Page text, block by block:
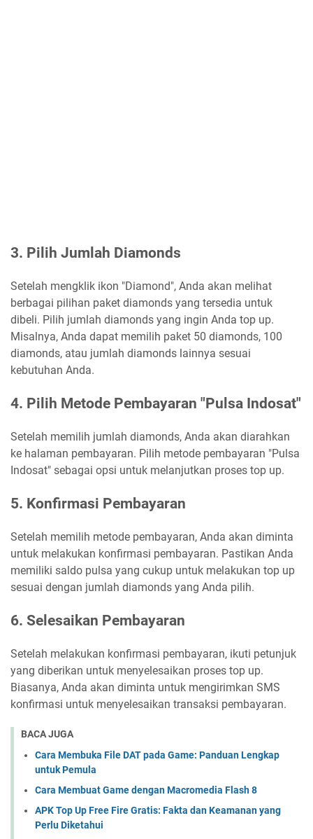
3. Pilih Jumlah Diamonds
Setelah mengklik ikon "Diamond", Anda akan melihat
berbagai pilihan paket diamonds yang tersedia untuk
dibeli. Pilih jumlah diamonds yang ingin Anda top up.
Misalnya, Anda dapat memilih paket 50 diamonds, 100
diamonds, atau jumlah diamonds lainnya sesuai
kebutuhan Anda.
4. Pilih Metode Pembayaran "Pulsa Indosat"
Setelah memilih jumlah diamonds, Anda akan diarahkan
ke halaman pembayaran. Pilih metode pembayaran "Pulsa
Indosat" sebagai opsi untuk melanjutkan proses top up.
5. Konfirmasi Pembayaran
Setelah memilih metode pembayaran, Anda akan diminta
untuk melakukan konfirmasi pembayaran. Pastikan Anda
memiliki saldo pulsa yang cukup untuk melakukan top up
sesuai dengan jumlah diamonds yang Anda pilih.
6. Selesaikan Pembayaran
Setelah melakukan konfirmasi pembayaran, ikuti petunjuk
yang diberikan untuk menyelesaikan proses top up.
Biasanya, Anda akan diminta untuk mengirimkan SMS
konfirmasi untuk menyelesaikan transaksi pembayaran.
BACA JUGA
Cara Membuka File DAT pada Game: Panduan Lengkap
untuk Pemula
Cara Membuat Game dengan Macromedia Flash 8
APK Top Up Free Fire Gratis: Fakta dan Keamanan yang
Perlu Diketahui